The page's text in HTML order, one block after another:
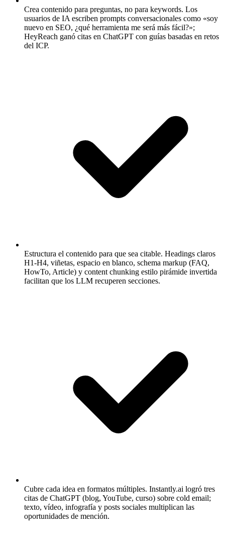
Crea contenido para preguntas, no para keywords. Los
usuarios de IA escriben prompts conversacionales como «soy
nuevo en SEO, ¿qué herramienta me será más fácil?»;
HeyReach ganó citas en ChatGPT con guías basadas en retos
del ICP.
Estructura el contenido para que sea citable. Headings claros
H1-H4, viñetas, espacio en blanco, schema markup (FAQ,
HowTo, Article) y content chunking estilo pirámide invertida
facilitan que los LLM recuperen secciones.
Cubre cada idea en formatos múltiples. Instantly.ai logró tres
citas de ChatGPT (blog, YouTube, curso) sobre cold email;
texto, vídeo, infografía y posts sociales multiplican las
oportunidades de mención.